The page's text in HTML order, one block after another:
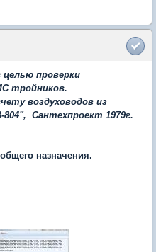
проверки
тройников.
воздуховодов из
Сантехпроект 1979г.
назначения.